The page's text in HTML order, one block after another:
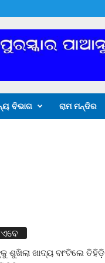
ବିଭାଗ ରାମ ମନ୍ଦିର
ଶୁଖିଲା ଖାଦ୍ୟ ବାଂଟିଲେ ତିହିଡି଼